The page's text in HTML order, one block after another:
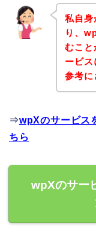
私自身
り、
むこと
ービ
参考に
⇒wpXのサービス
ちら
wpXのサー